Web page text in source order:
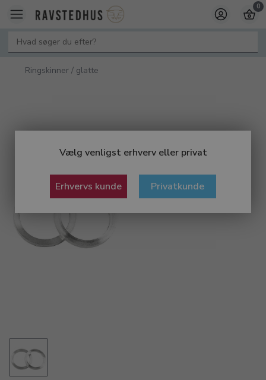
Vælg venligst erhverv eller privat
Erhvervs kunde Privatkunde
0
Ringskinner / glatte